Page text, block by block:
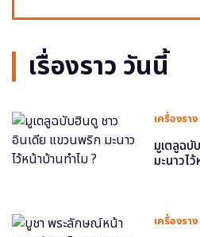
เรื่องราว วันนี้
เครื่องราง
มูเตลูฉบั
มะนาวไ
เครื่องราง